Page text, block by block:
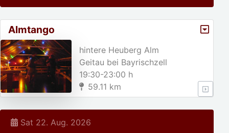
Almtango
hintere Heuberg Alm
Geitau bei Bayrischzell
19:30-23:00 h
59.11 km
Sat 22. Aug. 2026